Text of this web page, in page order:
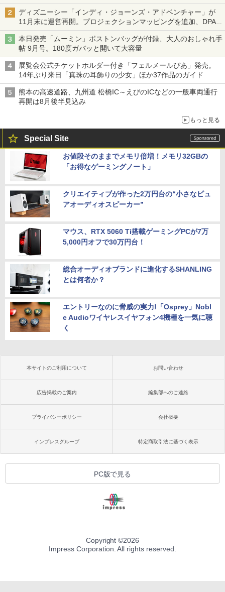
ディズニーシー「インディ・ジョーンズ・アドベンチャー」が
11月末に運営再開。プロジェクションマッピングを追加、DPA
は1500円
本日発売「ムーミン」ボストンバッグが付録、大人のおしゃれ手
帖 9月号。180度ガバッと開いて大容量
展覧会公式チケットホルダー付き「フェルメールぴあ」発売。
14年ぶり来日「真珠の耳飾りの少女」ほか37作品のガイド
熊本の高速道路、九州道 松橋IC～えびのICなどの一般車両通行
再開は8月後半見込み
もっと見る
Special Site
お値段そのままでメモリ倍増！メモリ32GBの
「お得なゲーミングノート」
クリエイティブが作った2万円台の“小さなピュ
アオーディオスピーカー”
マウス、RTX 5060 Ti搭載ゲーミングPCが7万
5,000円オフで30万円台！
総合オーディオブランドに進化するSHANLING
とは何者か？
エントリーなのに脅威の実力!「Osprey」Nobl
e Audioワイヤレスイヤフォン4機種を一気に聴
く
本サイトのご利用について お問い合わせ
広告掲載のご案内 編集部へのご連絡
プライバシーポリシー 会社概要
インプレスグループ 特定商取引法に基づく表示
PC版で見る
Copyright ©2026
Impress Corporation. All rights reserved.